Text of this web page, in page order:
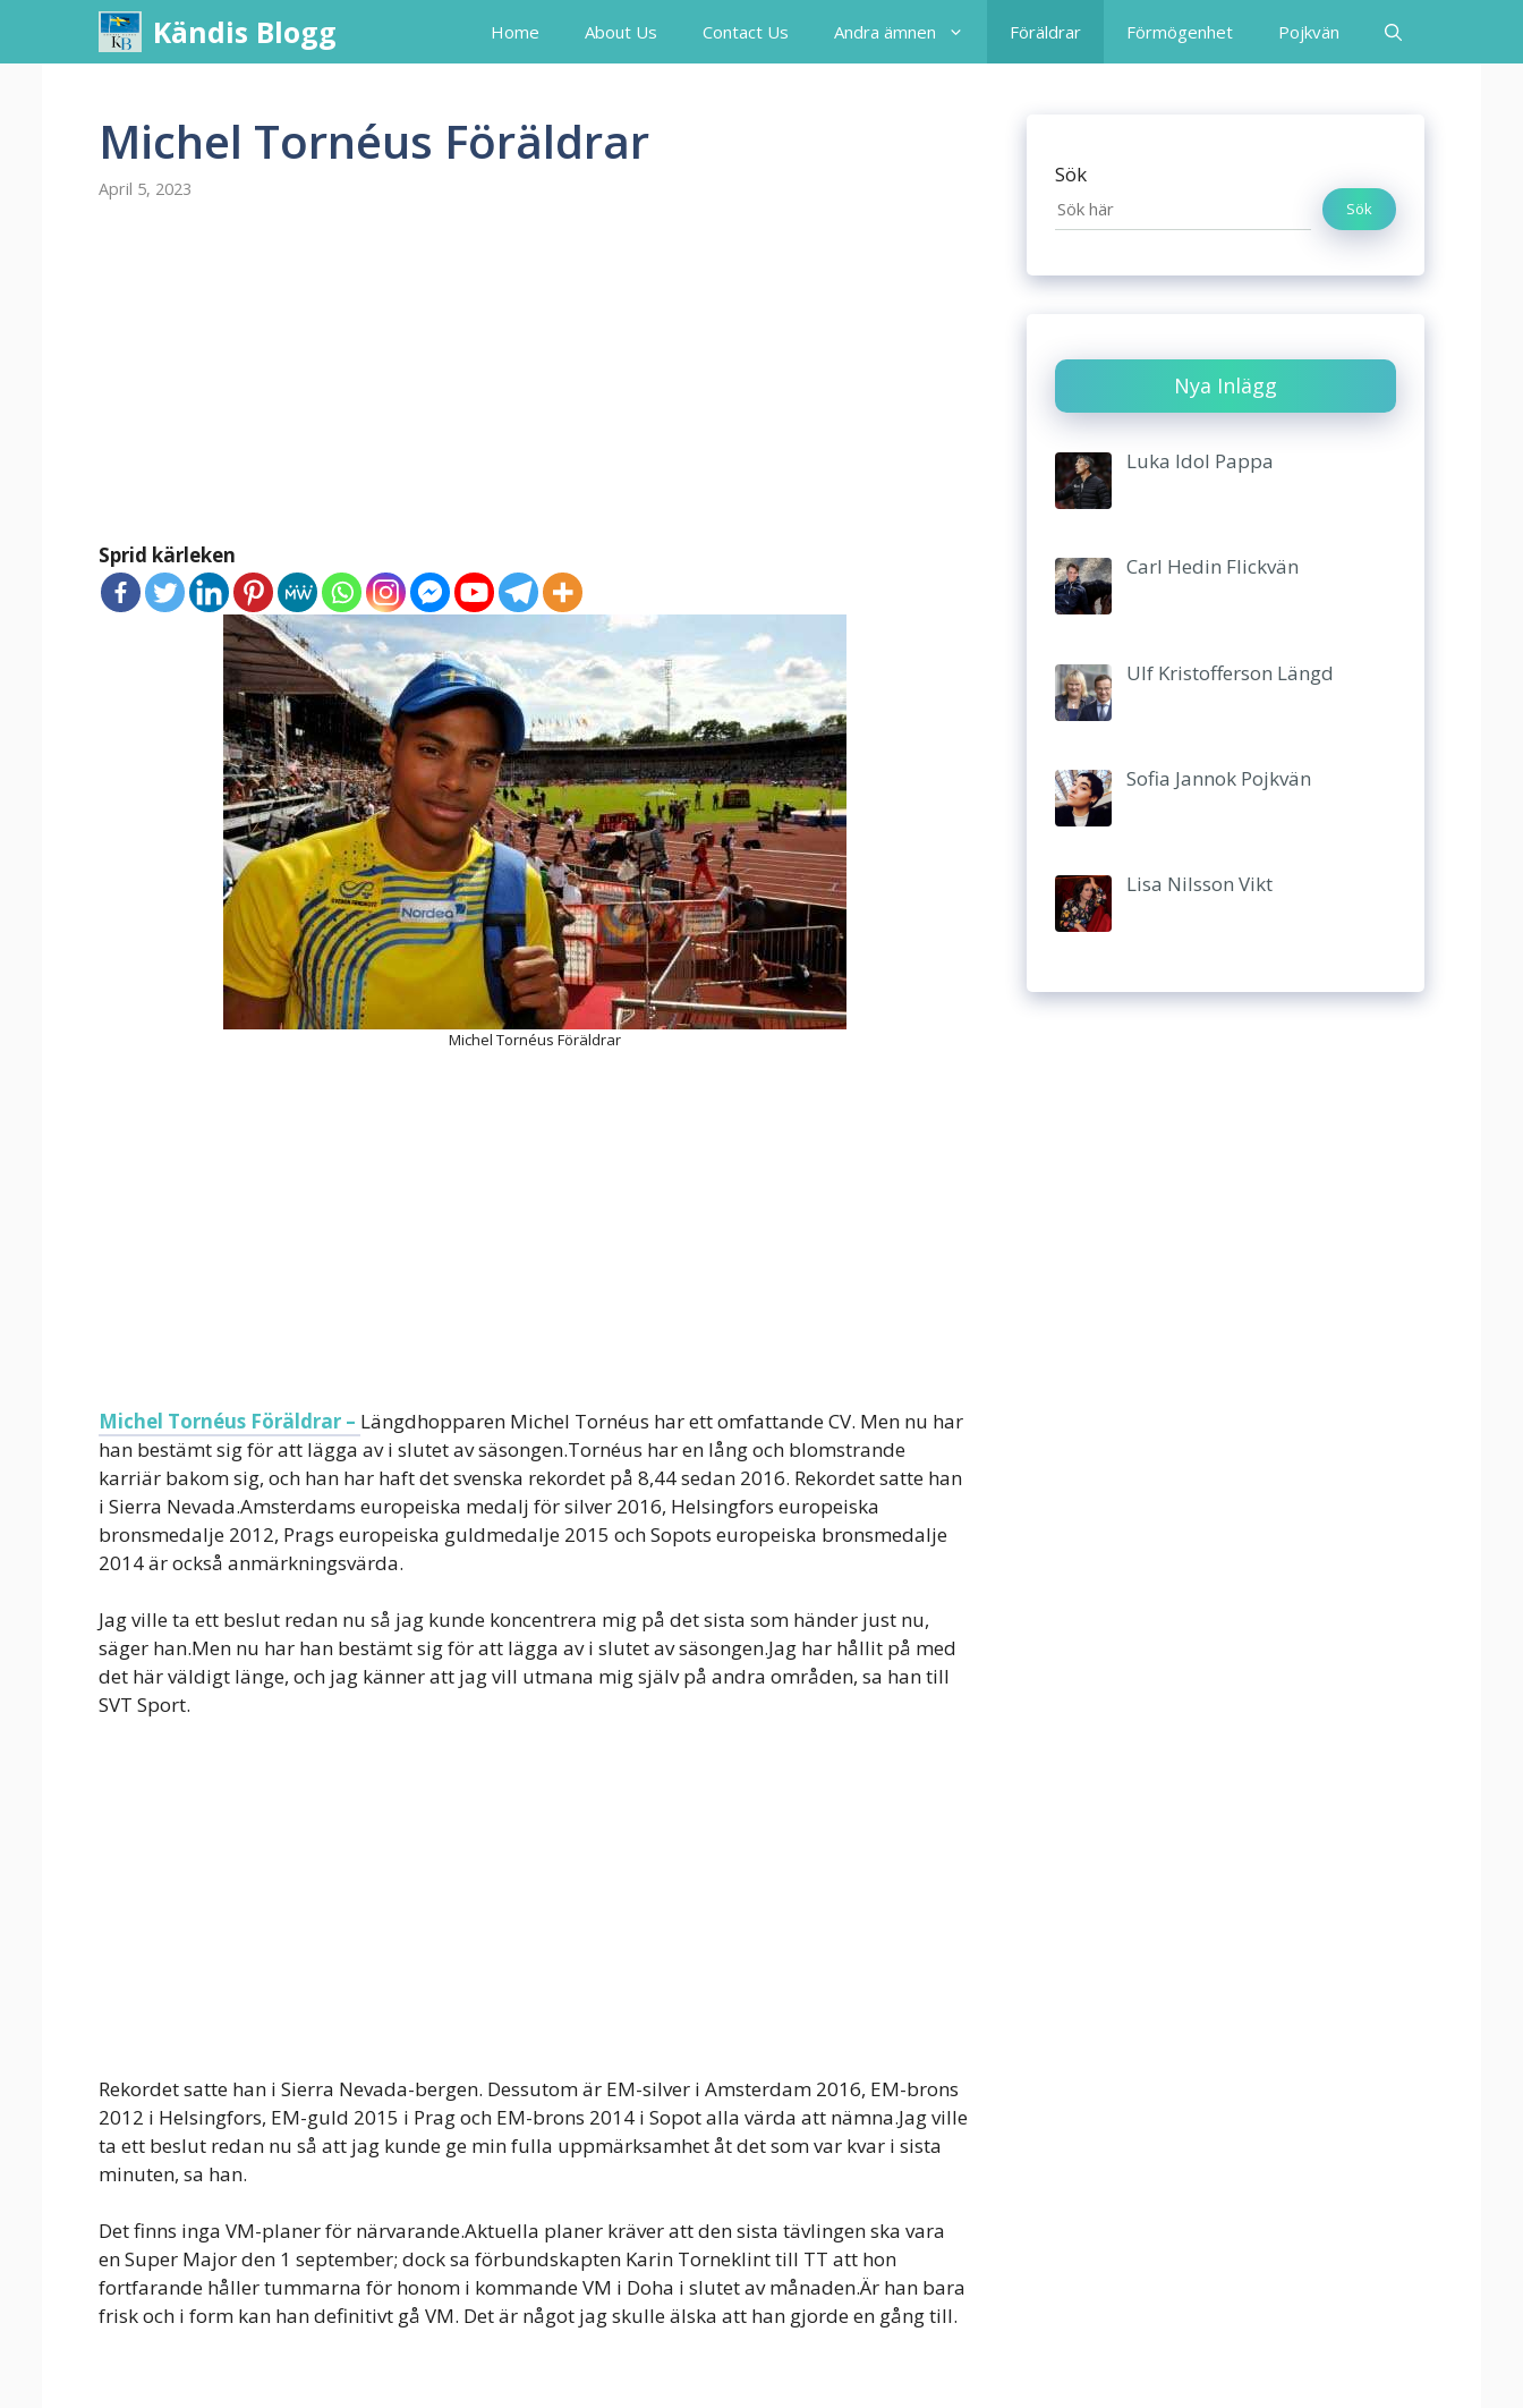
content
Kändis Blogg Home About Us Contact Us Andra ämnen Föräldrar Förmögenhet Pojkvän
Michel Tornéus Föräldrar
April 5, 2023
Sprid kärleken
Michel Tornéus Föräldrar
Michel Tornéus Föräldrar – Längdhopparen Michel Tornéus har ett omfattande CV. Men nu har
han bestämt sig för att lägga av i slutet av säsongen.Tornéus har en lång och blomstrande
karriär bakom sig, och han har haft det svenska rekordet på 8,44 sedan 2016. Rekordet satte han
i Sierra Nevada.Amsterdams europeiska medalj för silver 2016, Helsingfors europeiska
bronsmedalje 2012, Prags europeiska guldmedalje 2015 och Sopots europeiska bronsmedalje
2014 är också anmärkningsvärda.
Jag ville ta ett beslut redan nu så jag kunde koncentrera mig på det sista som händer just nu,
säger han.Men nu har han bestämt sig för att lägga av i slutet av säsongen.Jag har hållit på med
det här väldigt länge, och jag känner att jag vill utmana mig själv på andra områden, sa han till
SVT Sport.
Rekordet satte han i Sierra Nevada-bergen. Dessutom är EM-silver i Amsterdam 2016, EM-brons
2012 i Helsingfors, EM-guld 2015 i Prag och EM-brons 2014 i Sopot alla värda att nämna.Jag ville
ta ett beslut redan nu så att jag kunde ge min fulla uppmärksamhet åt det som var kvar i sista
minuten, sa han.
Det finns inga VM-planer för närvarande.Aktuella planer kräver att den sista tävlingen ska vara
en Super Major den 1 september; dock sa förbundskapten Karin Torneklint till TT att hon
fortfarande håller tummarna för honom i kommande VM i Doha i slutet av månaden.Är han bara
frisk och i form kan han definitivt gå VM. Det är något jag skulle älska att han gjorde en gång till.
Sök
Sök
Nya Inlägg
Luka Idol Pappa
Carl Hedin Flickvän
Ulf Kristofferson Längd
Sofia Jannok Pojkvän
Lisa Nilsson Vikt